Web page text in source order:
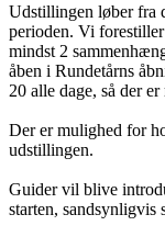
Udstillingen løber fra
perioden. Vi
mindst 2
åben i Rundetårns
20 alle dage, så der
Der er mulighed for
udstillingen.
Guider vil blive
starten, sandsynligvis